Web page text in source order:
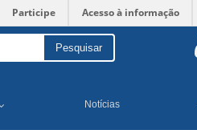
Participe Acesso à informação
Pesquisar
Notícias